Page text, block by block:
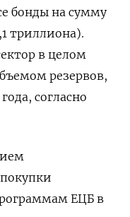
бонды на сумму
триллиона).
в целом
резервов,
согласно
ЕЦБ в